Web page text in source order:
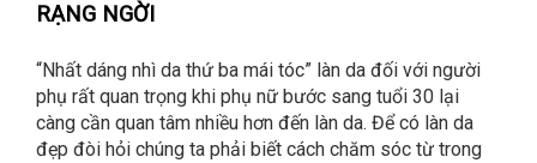
RẠNG NGỜI
“Nhất dáng nhì da thứ ba mái tóc” làn da đối với người
phụ rất quan trọng khi phụ nữ bước sang tuổi 30 lại
càng cần quan tâm nhiều hơn đến làn da. Để có làn da
đẹp đòi hỏi chúng ta phải biết cách chăm sóc từ trong